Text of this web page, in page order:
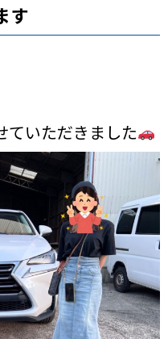
す
ていただきました